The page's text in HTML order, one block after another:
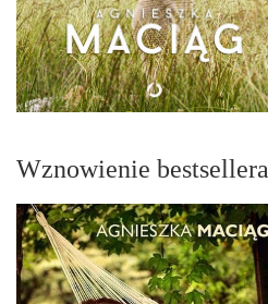
Wznowienie bestsellera